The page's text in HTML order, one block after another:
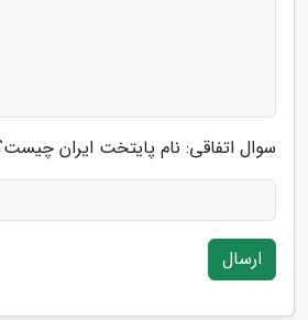
سوال اتفاقی: نام پایتخت ایران
ارسال